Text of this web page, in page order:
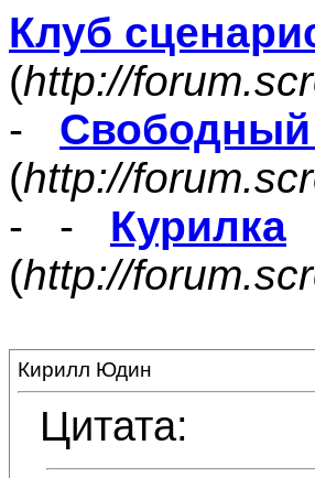
Клуб
(http://
-
(http://
- - Курилка
(http://
Кирилл Юдин
Цитата: